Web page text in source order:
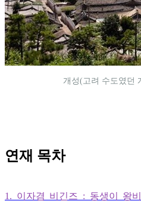
개성(고려 수도였던
연재 목차
1. 이자겸 비긴즈 : 동생이 왕